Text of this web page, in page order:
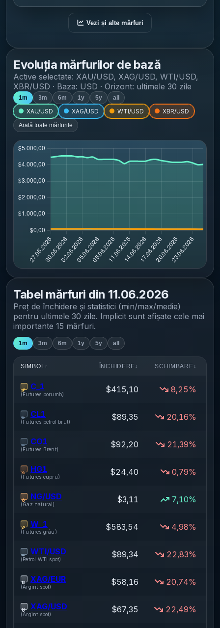
Vezi și alte mărfuri
Evoluția mărfurilor de bază
Active selectate: XAU/USD, XAG/USD, WTI/USD,
XBR/USD · Baza: USD · Orizont: ultimele 30 zile
1m 3m 6m 1y 5y all
XAU/USD XAG/USD WTI/USD XBR/USD
Arată toate mărfurile
Tabel mărfuri din 11.06.2026
Preț de închidere și statistici (min/max/medie)
pentru ultimele 30 zile. Implicit sunt afișate cele mai
importante 15 mărfuri.
1m 3m 6m 1y 5y all
SIMBOL↑ ÎNCHIDERE↕ SCHIMBARE↕
C_1
(Futures porumb) $415,10 8,25%
CL1
(Futures petrol brut) $89,35 20,16%
CO1
(Futures Brent) $92,20 21,39%
HG1
(Futures cupru) $24,40 0,79%
NG/USD
(Gaz natural) $3,11 7,10%
W_1
(Futures grâu ) $583,54 4,98%
WTI/USD
(Petrol WTI spot) $89,34 22,83%
XAG/EUR
(Argint spot) $58,16 20,74%
XAG/USD
(Argint spot) $67,35 22,49%